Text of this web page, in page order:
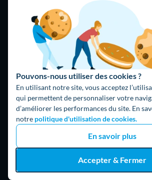
Pouvons-nous utiliser des cookies ?
En utilisant notre site, vous acceptez
qui permettent de personnaliser votre
d’améliorer les performances du site. En
notre politique d'utilisation de cookies.
En savoir plus
Accepter & Fermer
L'équipe de rédaction
Hello Watt Espagne
Hello Team
Jobs
Parrainage
Rejoindre notre réseau
Hello !
09 75 18 60 60(8h-21h)
75018 Paris